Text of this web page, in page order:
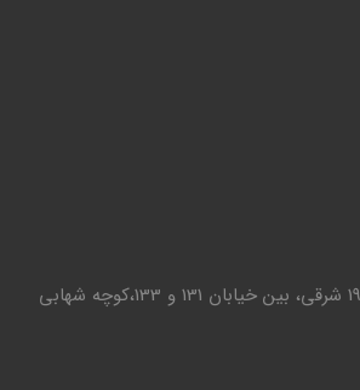
تهران - تهرانپارس بلوار پروین، خیابان 196 شرقی، بین خیابان 131 و 133،کوچه شهابی